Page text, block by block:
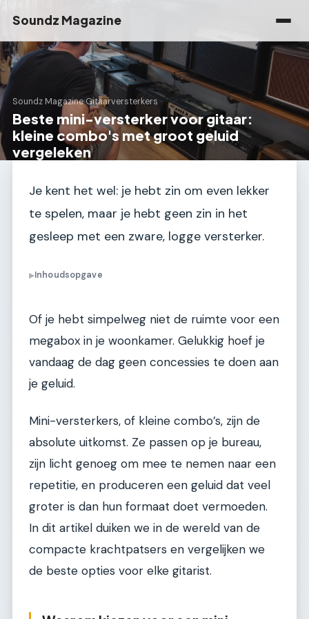
Soundz Magazine
Soundz Magazine›Gitaarversterkers
Beste mini-versterker voor gitaar:
kleine combo's met groot geluid
vergeleken
Je kent het wel: je hebt zin om even lekker
te spelen, maar je hebt geen zin in het
gesleep met een zware, logge versterker.
▶Inhoudsopgave
Of je hebt simpelweg niet de ruimte voor een
megabox in je woonkamer. Gelukkig hoef je
vandaag de dag geen concessies te doen aan
je geluid.
Mini-versterkers, of kleine combo’s, zijn de
absolute uitkomst. Ze passen op je bureau,
zijn licht genoeg om mee te nemen naar een
repetitie, en produceren een geluid dat veel
groter is dan hun formaat doet vermoeden.
In dit artikel duiken we in de wereld van de
compacte krachtpatsers en vergelijken we
de beste opties voor elke gitarist.